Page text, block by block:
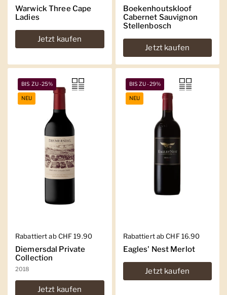
Warwick Three Cape
Ladies
Jetzt kaufen
Boekenhoutskloof
Cabernet Sauvignon
Stellenbosch
Jetzt kaufen
Regulärer Preis
Rabattiert ab CHF 19.90
Diemersdal Private
Collection
2018
Jetzt kaufen
BIS ZU -25%
NEU
Regulärer Preis
Rabattiert ab CHF 16.90
Eagles' Nest Merlot
Jetzt kaufen
BIS ZU -29%
NEU